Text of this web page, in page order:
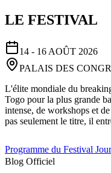
LE FESTIVAL
14 - 16 AOÛT 2026
PALAIS DES
L'élite mondiale du
Togo pour la plus grande
intense, de workshops et
pas seulement le titre, il
Programme du Festival
Blog Officiel